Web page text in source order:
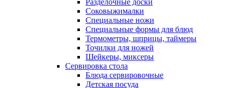
Разделочные доски
Соковыжималки
Специальные ножи
Специальные формы для блюд
Термометры, шприцы, таймеры
Точилки для ножей
Шейкеры, миксеры
Сервировка стола
Блюда сервировочные
Детская посуда